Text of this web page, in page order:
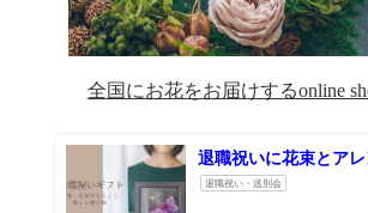
全国にお花をお届けするonline
退職祝いに花束とア
退職祝い・送別会